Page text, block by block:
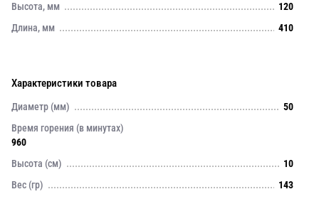
Высота, мм
120
Длина, мм
410
Характеристики товара
Диаметр (мм)
50
Время горения (в минутах)
960
Высота (см)
10
Вес (гр)
143